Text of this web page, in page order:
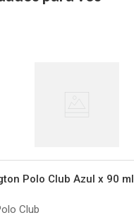
Polo Club Azul x 90 ml
Club